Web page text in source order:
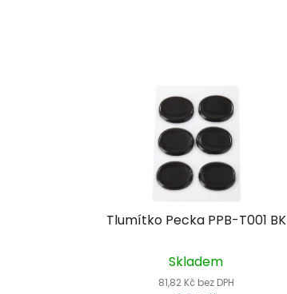
Tlumítko Pecka PPB-T001 BK
Skladem
81,82 Kč bez DPH